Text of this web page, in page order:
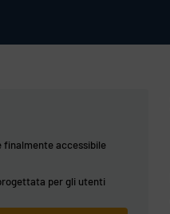
finalmente accessibile
per gli utenti